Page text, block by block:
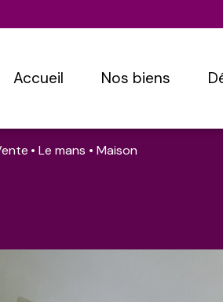
accueil nos biens
Vente Le mans Maison